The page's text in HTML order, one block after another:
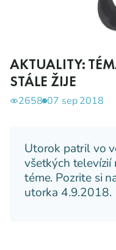
AKTUALITY:
STÁLE ŽIJE
2658 07 sep 2018
Utorok patril vo
všetkých
téme. Pozrite si
utorka 4.9.2018.